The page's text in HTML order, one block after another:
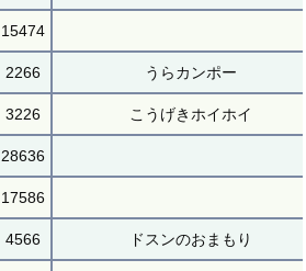
15474
2266 うらカンポー
3226 こうげきホイホイ
28636
17586
4566 ドスンのおまもり